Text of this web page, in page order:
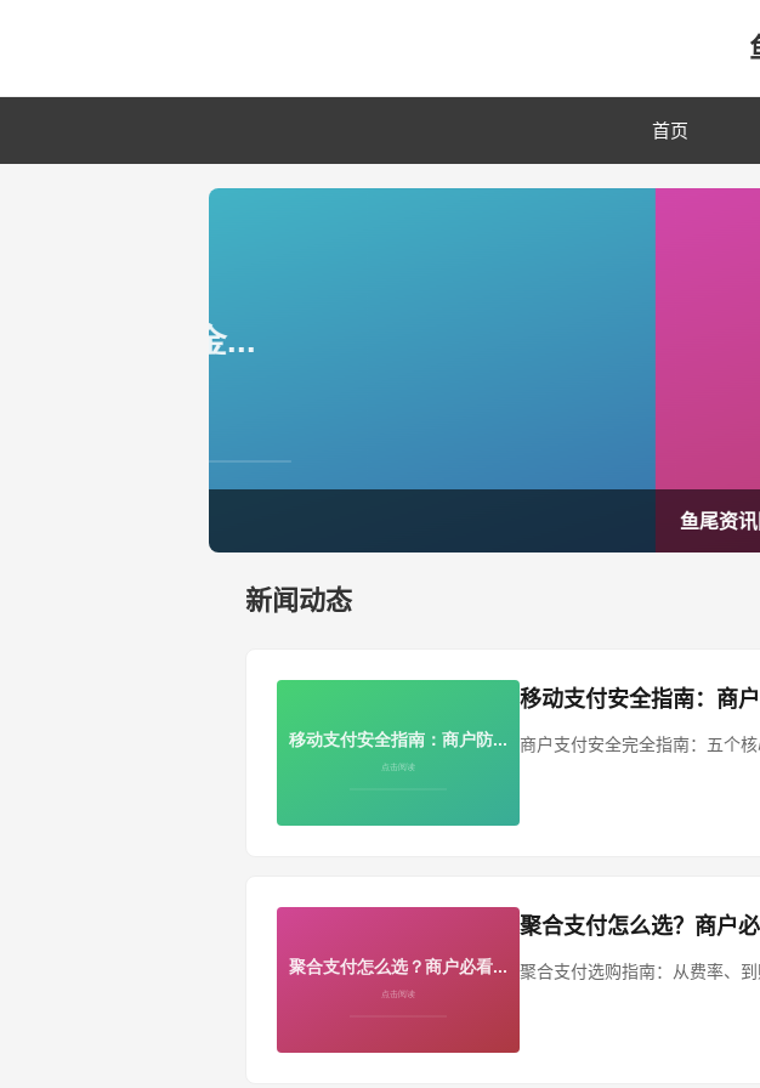
首页
鱼尾资讯网·读懂上市公司资产负债表：三张表中最被低估
新闻动态
移动支付安全指南：商
商户支付安全完全指南：五个
聚合支付怎么选？商户
聚合支付选购指南：从费率、